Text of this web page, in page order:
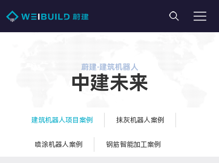
蔚建·建筑机器人
中建未来
建筑机器人项目案例 抹灰机器人案例
喷涂机器人案例 钢筋智能加工案例